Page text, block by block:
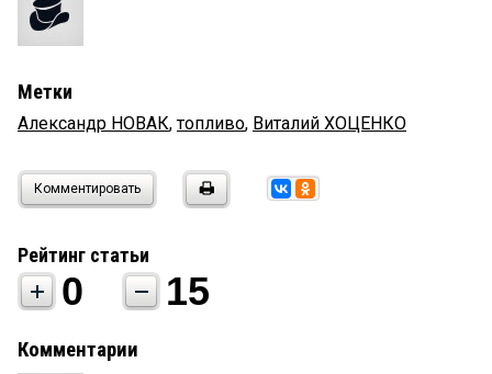
Метки
Александр НОВАК,топливо, Виталий ХОЦЕНКО
Комментировать
Рейтинг статьи
0 15
Комментарии